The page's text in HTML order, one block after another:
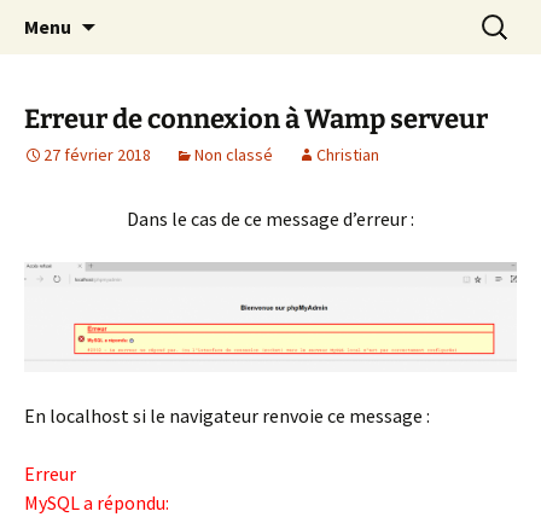
Christian Pc
Cours Dépannages informatique
Interventions rapides création de sites
Menu
Erreur de connexion à Wamp serveur
27 février 2018 Non classé Christian
Dans le cas de ce message d’erreur :
En localhost si le navigateur renvoie ce message :
Erreur
MySQL a répondu: